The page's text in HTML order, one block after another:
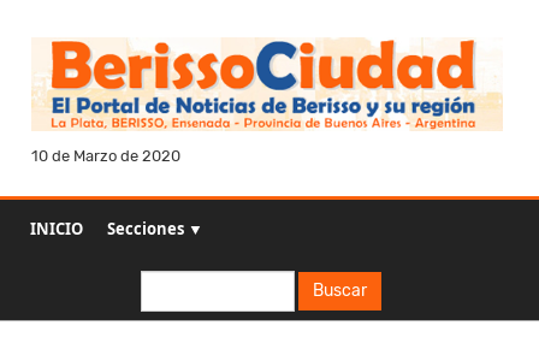
10 de Marzo de 2020
INICIO Secciones ▼
Buscar